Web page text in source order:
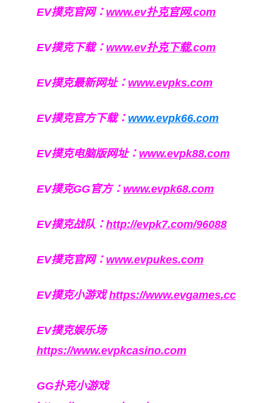
EV撲克官网： www.ev扑克官网.com
EV撲克下载： www.ev扑克下载.com
EV撲克最新网址： www.evpks.com
EV撲克官方下载： www.evpk66.com
EV撲克电脑版网址： www.evpk88.com
EV撲克GG官方： www.evpk68.com
EV撲克战队： http://evpk7.com/96088
EV撲克官网： www.evpukes.com
EV撲克小游戏https://www.evgames.cc
EV撲克娱乐场
https://www.evpkcasino.com
GG扑克小游戏